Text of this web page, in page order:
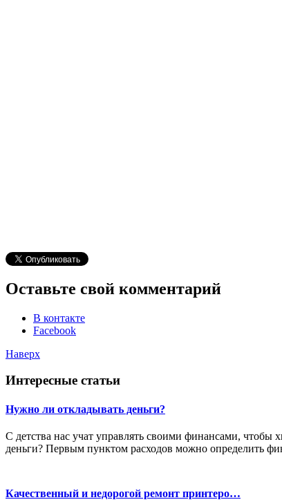
Оставьте свой комментарий
В контакте
Facebook
Наверх
Интересные статьи
Нужно ли откладывать деньги?
С детства нас учат управлять своими финансами,
деньги? Первым пунктом расходов можно определить
Качественный и недорогой ремонт принтеро…